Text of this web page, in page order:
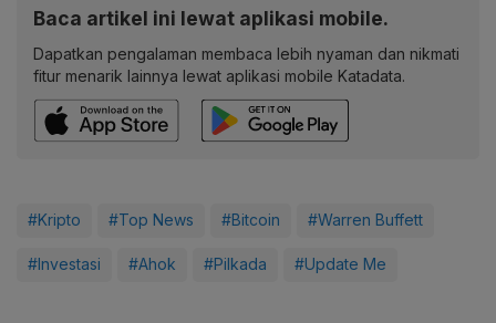
Baca artikel ini lewat aplikasi mobile.
Dapatkan pengalaman membaca lebih nyaman dan nikmati
fitur menarik lainnya lewat aplikasi mobile Katadata.
#Kripto #Top News #Bitcoin #Warren Buffett
#Investasi #Ahok #Pilkada #Update Me